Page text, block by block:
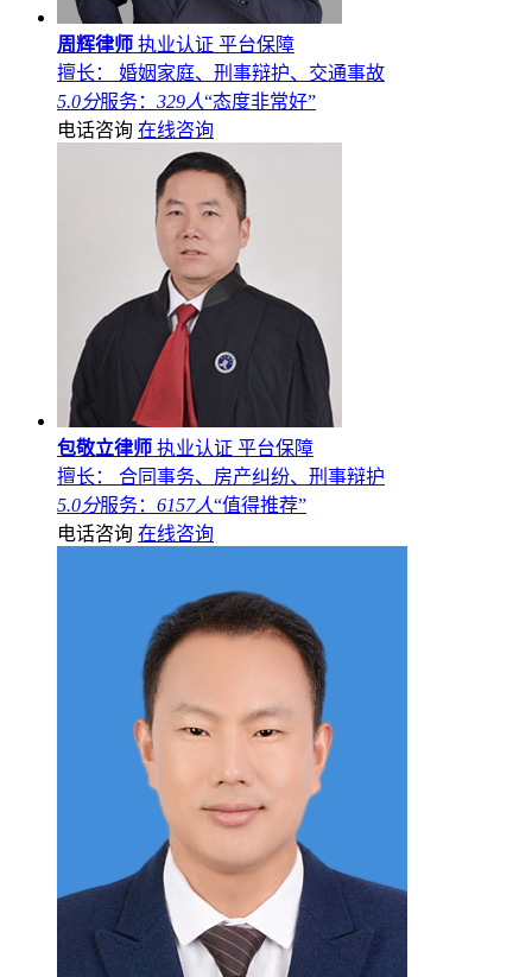
周辉律师 执业认证 平台保障
擅长： 婚姻家庭、刑事辩护、交通事故
5.0分服务： 329人“态度非常好”
电话咨询 在线咨询
包敬立律师 执业认证 平台保障
擅长： 合同事务、房产纠纷、刑事辩护
5.0分服务： 6157人“值得推荐”
电话咨询 在线咨询